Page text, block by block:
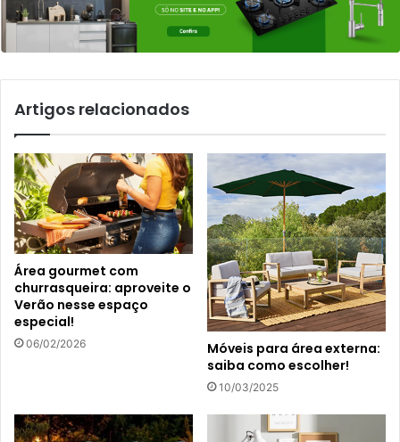
Artigos relacionados
Área gourmet com
churrasqueira: aproveite o
Verão nesse espaço
especial!
06/02/2026
Móveis para área externa:
saiba como escolher!
10/03/2025